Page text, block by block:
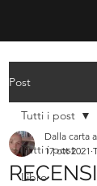
Post
Tutti i post
Libro
Tutti i post
Dalla carta
17 ott 2021